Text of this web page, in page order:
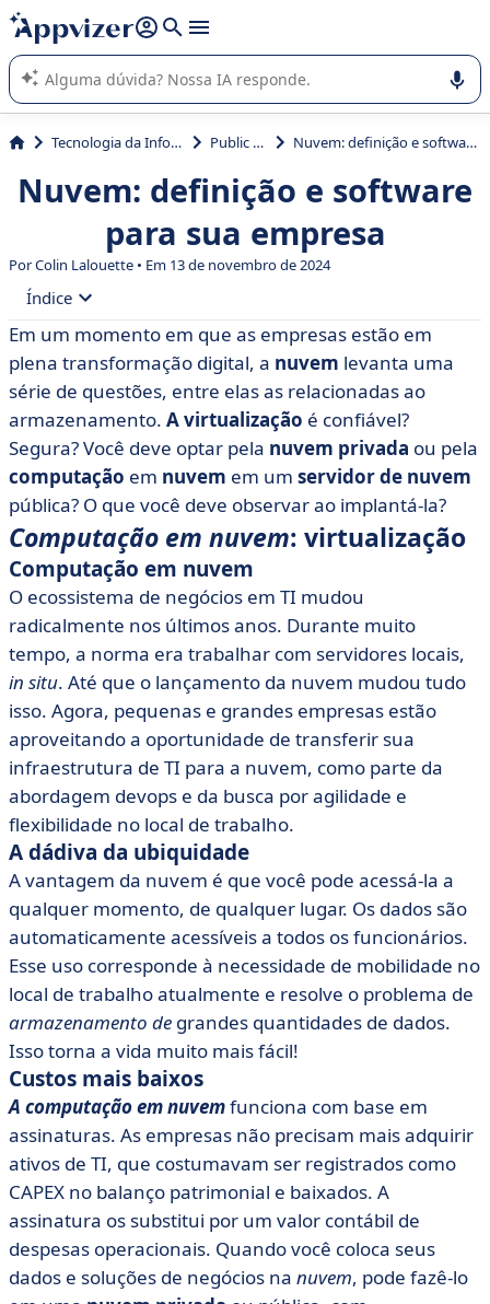
de nossa IA (várias linhas com
A IA do Appvizer o orienta no uso ou na seleção de software
SaaS para sua empresa.
Tecnologia da Informação (TI) Public Cloud Nuvem: definição e software para sua empresa
Nuvem: definição e software
para sua empresa
Por Colin Lalouette • Em 13 de novembro de 2024
Índice
• Computação em nuvem: virtualização
• A nuvem pública
• A nuvem privada: IaaS, PaaS, SaaS
• A nuvem híbrida
Em um momento em que as empresas estão em
plena transformação digital, a nuvem levanta uma
série de questões, entre elas as relacionadas ao
armazenamento. A virtualização é confiável?
Segura? Você deve optar pela nuvem privada ou pela
computação em nuvem em um servidor de nuvem
pública? O que você deve observar ao implantá-la?
Computação em nuvem: virtualização
Computação em nuvem
O ecossistema de negócios em TI mudou
radicalmente nos últimos anos. Durante muito
tempo, a norma era trabalhar com servidores locais,
in situ. Até que o lançamento da nuvem mudou tudo
isso. Agora, pequenas e grandes empresas estão
aproveitando a oportunidade de transferir sua
infraestrutura de TI para a nuvem, como parte da
abordagem devops e da busca por agilidade e
flexibilidade no local de trabalho.
A dádiva da ubiquidade
A vantagem da nuvem é que você pode acessá-la a
qualquer momento, de qualquer lugar. Os dados são
automaticamente acessíveis a todos os funcionários.
Esse uso corresponde à necessidade de mobilidade no
local de trabalho atualmente e resolve o problema de
armazenamento de grandes quantidades de dados.
Isso torna a vida muito mais fácil!
Custos mais baixos
A computação em nuvemfunciona com base em
assinaturas. As empresas não precisam mais adquirir
ativos de TI, que costumavam ser registrados como
CAPEX no balanço patrimonial e baixados. A
assinatura os substitui por um valor contábil de
despesas operacionais. Quando você coloca seus
dados e soluções de negócios na nuvem, pode fazê-lo